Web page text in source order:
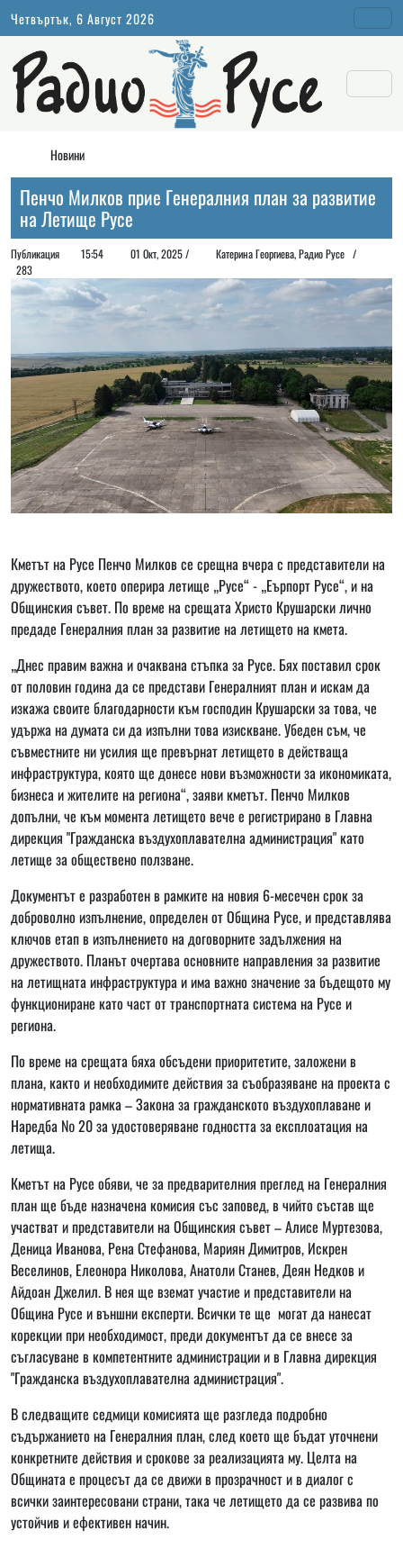
Четвъртък, 6 Август 2026
Новини
Пенчо Милков прие Генералния план за развитие
на Летище Русе
Публикация 15:54 01 Окт, 2025 /
Катерина Георгиева, Радио Русе /
283
Кметът на Русе Пенчо Милков се срещна вчера с представители на
дружеството, което оперира летище „Русе“ - „Еърпорт Русе“, и на
Общинския съвет. По време на срещата Христо Крушарски лично
предаде Генералния план за развитие на летището на кмета.
„Днес правим важна и очаквана стъпка за Русе. Бях поставил срок
от половин година да се представи Генералният план и искам да
изкажа своите благодарности към господин Крушарски за това, че
удържа на думата си да изпълни това изискване. Убеден съм, че
съвместните ни усилия ще превърнат летището в действаща
инфраструктура, която ще донесе нови възможности за икономиката,
бизнеса и жителите на региона“, заяви кметът. Пенчо Милков
допълни, че към момента летището вече е регистрирано в Главна
дирекция "Гражданска въздухоплавателна администрация" като
летище за обществено ползване.
Документът е разработен в рамките на новия 6-месечен срок за
доброволно изпълнение, определен от Община Русе, и представлява
ключов етап в изпълнението на договорните задължения на
дружеството. Планът очертава основните направления за развитие
на летищната инфраструктура и има важно значение за бъдещото му
функциониране като част от транспортната система на Русе и
региона.
По време на срещата бяха обсъдени приоритетите, заложени в
плана, както и необходимите действия за съобразяване на проекта с
нормативната рамка – Закона за гражданското въздухоплаване и
Наредба № 20 за удостоверяване годността за експлоатация на
летища.
Кметът на Русе обяви, че за предварителния преглед на Генералния
план ще бъде назначена комисия със заповед, в чийто състав ще
участват и представители на Общинския съвет – Алисе Муртезова,
Деница Иванова, Рена Стефанова, Мариян Димитров, Искрен
Веселинов, Елеонора Николова, Анатоли Станев, Деян Недков и
Айдоан Джелил. В нея ще вземат участие и представители на
Община Русе и външни експерти. Всички те ще могат да нанесат
корекции при необходимост, преди документът да се внесе за
съгласуване в компетентните администрации и в Главна дирекция
"Гражданска въздухоплавателна администрация".
В следващите седмици комисията ще разгледа подробно
съдържанието на Генералния план, след което ще бъдат уточнени
конкретните действия и срокове за реализацията му. Целта на
Общината е процесът да се движи в прозрачност и в диалог с
всички заинтересовани страни, така че летището да се развива по
устойчив и ефективен начин.